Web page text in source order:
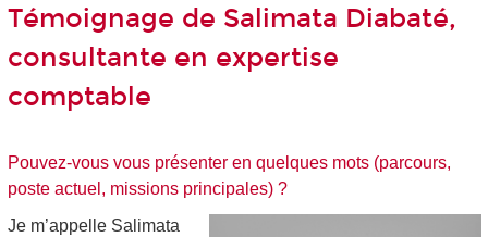
Témoignage de Salimata Diabaté,
consultante en expertise
comptable
Pouvez-vous vous présenter en quelques mots (parcours,
poste actuel, missions principales) ?
Je m’appelle Salimata